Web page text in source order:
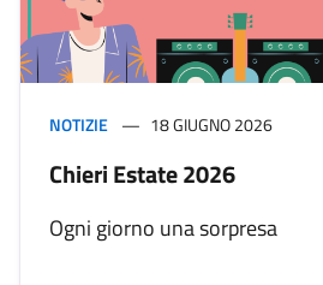
NOTIZIE 18 GIUGNO 2026
Chieri Estate 2026
Ogni giorno una sorpresa